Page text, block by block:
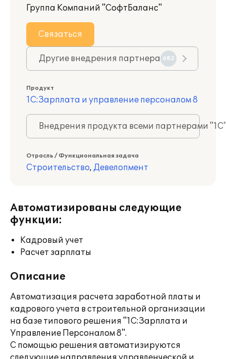
Группа Компаний "СофтБаланс"
Связаться
Другие внедрения партнера 682
Продукт
1С:Зарплата и управление персоналом 8
Внедрения продукта всеми партнерами
Отрасль / Функциональная задача
Строительство, Девелопмент
Автоматизированы следующие
функции:
Кадровый учет
Расчет зарплаты
Описание
Автоматизация расчета заработной платы и
кадрового учета в строительной организации
на базе типового решения "1С:Зарплата и
Управление Персоналом 8".
С помощью решения автоматизируются